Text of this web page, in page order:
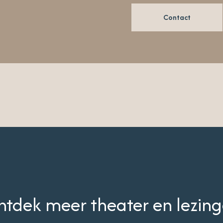
Contact
meer theater en